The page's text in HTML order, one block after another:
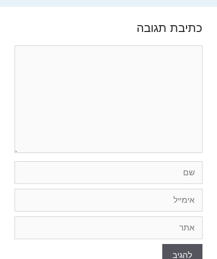
כתיבת תגובה